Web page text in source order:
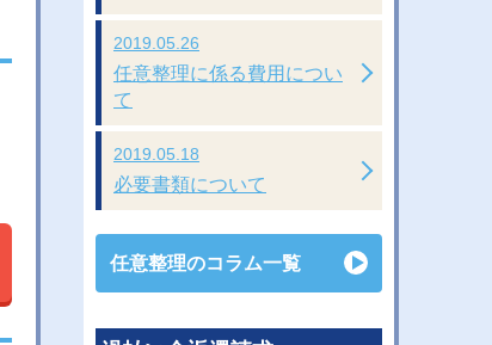
2019.05.26
任意整理に係る費用につい
て
2019.05.18
必要書類について
任意整理のコラム一覧